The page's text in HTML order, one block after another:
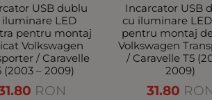
USB dublu
iluminare LED
pentru montaj
Volkswagen
/ Caravelle
(2003 – 2009)
RON
Incarcator USB
cu iluminare
pentru montaj
Volkswagen
/ Caravelle T5
2009)
31.80